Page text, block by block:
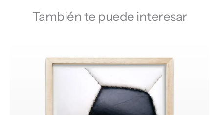
También te puede interesar